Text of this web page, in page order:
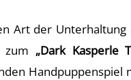
Art der Unterhaltung
„Dark Kasperle
Handpuppenspiel